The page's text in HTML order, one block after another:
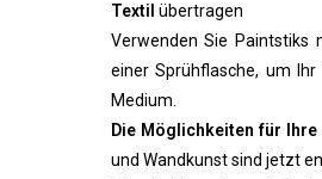
Textil übertragen
Verwenden Sie Paintstiks
einer Sprühflasche, um
Medium.
Die Möglichkeiten für
und Wandkunst sind jetzt